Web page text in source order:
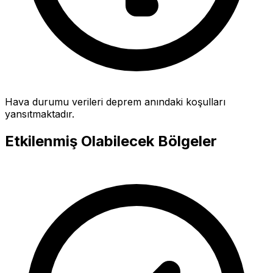
Hava durumu verileri deprem anındaki koşulları
yansıtmaktadır.
Etkilenmiş Olabilecek Bölgeler